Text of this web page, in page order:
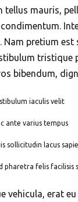
tellus mauris,
Nam pretium est
tristique
bibendum,
iaculis velit
ante varius tempus
sollicitudin lacus
pharetra felis facilisis
vehicula, erat